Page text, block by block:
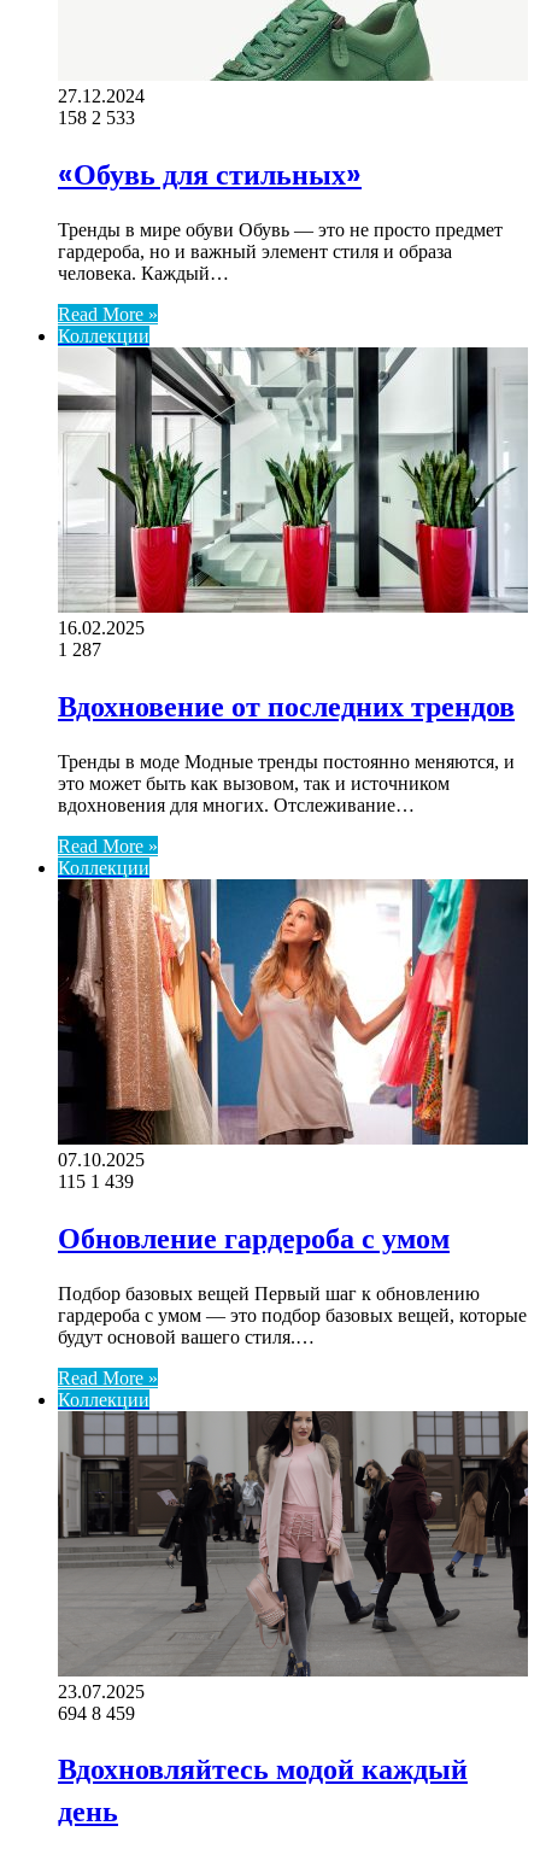
27.12.2024
158 2 533
«Обувь для стильных»
Тренды в мире обуви Обувь — это не просто предмет
гардероба, но и важный элемент стиля и образа
человека. Каждый…
Read More »
Коллекции
16.02.2025
1 287
Вдохновение от последних трендов
Тренды в моде Модные тренды постоянно меняются, и
это может быть как вызовом, так и источником
вдохновения для многих. Отслеживание…
Read More »
Коллекции
07.10.2025
115 1 439
Обновление гардероба с умом
Подбор базовых вещей Первый шаг к обновлению
гардероба с умом — это подбор базовых вещей, которые
будут основой вашего стиля.…
Read More »
Коллекции
23.07.2025
694 8 459
Вдохновляйтесь модой каждый
день